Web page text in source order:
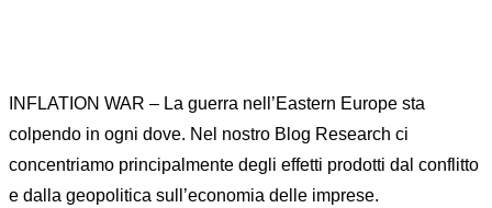
INFLATION WAR – La guerra nell’Eastern Europe sta
colpendo in ogni dove. Nel nostro Blog Research ci
concentriamo principalmente degli effetti prodotti dal conflitto
e dalla geopolitica sull’economia delle imprese.